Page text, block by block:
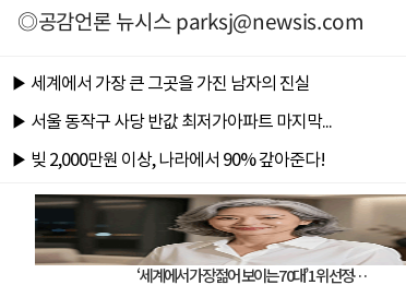
◎공감언론 뉴시스parksj@newsis.com